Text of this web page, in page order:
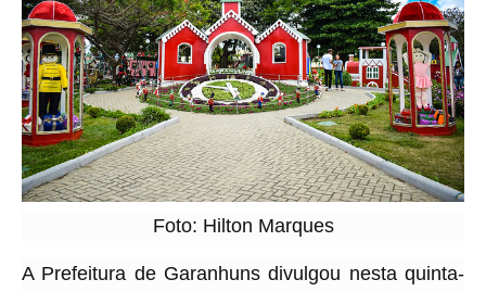
Foto: Hilton Marques
A Prefeitura de Garanhuns divulgou nesta quinta-